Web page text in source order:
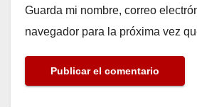
Guarda mi nombre, correo
navegador para la próxima vez